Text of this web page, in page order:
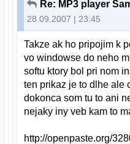
28.09.2007 | 23:45
Takze ak ho pripojim k
vo windowse do neho
softu ktory bol pri nom
ten prikaz je to dlhe ale
dokonca som tu to ani
nejaky iny veb kam to
http://openpaste.org/